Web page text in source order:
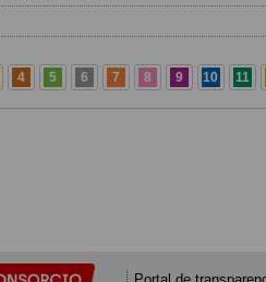
4 5 6 7 8 9 10 11